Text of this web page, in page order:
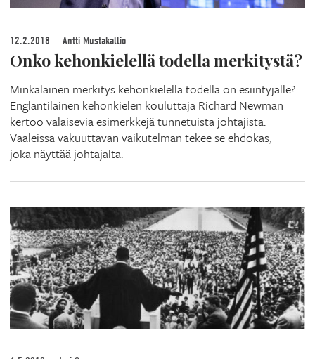
12.2.2018 Antti Mustakallio
Onko kehonkielellä todella merkitystä?
Minkälainen merkitys kehonkielellä todella on esiintyjälle?
Englantilainen kehonkielen kouluttaja Richard Newman
kertoo valaisevia esimerkkejä tunnetuista johtajista.
Vaaleissa vakuuttavan vaikutelman tekee se ehdokas,
joka näyttää johtajalta.